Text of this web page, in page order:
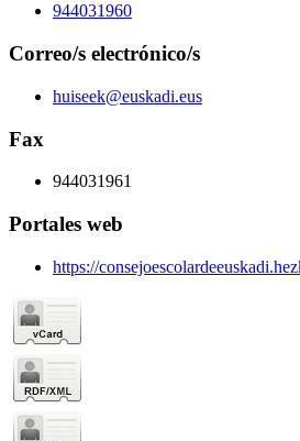
944031960
Correo/s electrónico/s
huiseek@euskadi.eus
Fax
944031961
Portales web
https://